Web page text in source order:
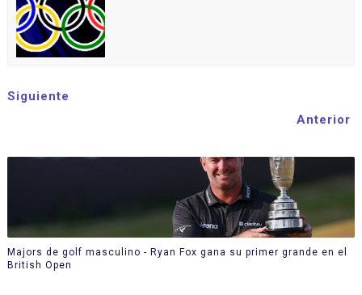
Siguiente
Anterior
Majors de golf masculino - Ryan Fox gana su primer grande en el
British Open